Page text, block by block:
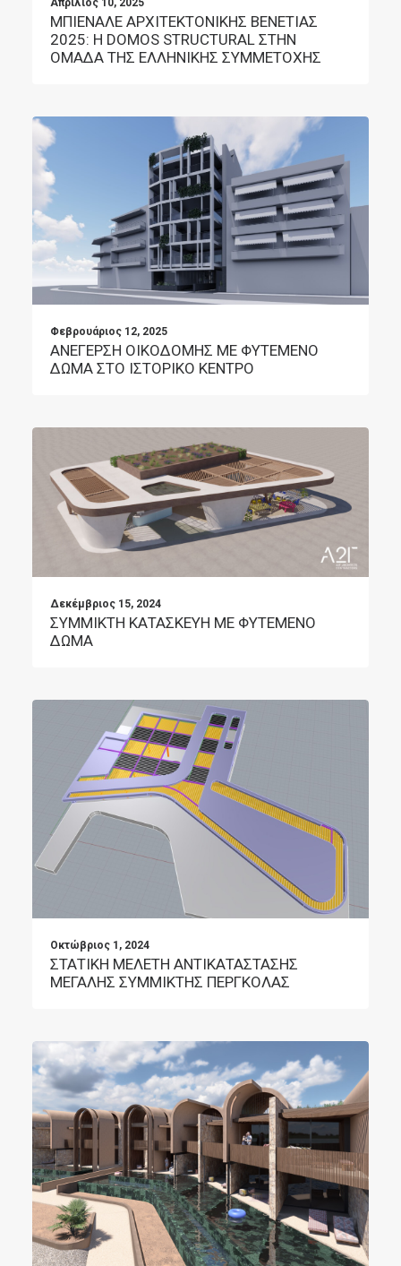
Απρίλιος 10, 2025
ΜΠΙΕΝΑΛΕ ΑΡΧΙΤΕΚΤΟΝΙΚΗΣ ΒΕΝΕΤΙΑΣ
2025: Η DOMOS STRUCTURAL ΣΤΗΝ
ΟΜΑΔΑ ΤΗΣ ΕΛΛΗΝΙΚΗΣ ΣΥΜΜΕΤΟΧΗΣ
Φεβρουάριος 12, 2025
ΑΝΕΓΕΡΣΗ ΟΙΚΟΔΟΜΗΣ ΜΕ ΦΥΤΕΜΕΝΟ
ΔΩΜΑ ΣΤΟ ΙΣΤΟΡΙΚΟ ΚΕΝΤΡΟ
Δεκέμβριος 15, 2024
ΣΥΜΜΙΚΤΗ ΚΑΤΑΣΚΕΥΗ ΜΕ ΦΥΤΕΜΕΝΟ
ΔΩΜΑ
Οκτώβριος 1, 2024
ΣΤΑΤΙΚΗ ΜΕΛΕΤΗ ΑΝΤΙΚΑΤΑΣΤΑΣΗΣ
ΜΕΓΑΛΗΣ ΣΥΜΜΙΚΤΗΣ ΠΕΡΓΚΟΛΑΣ